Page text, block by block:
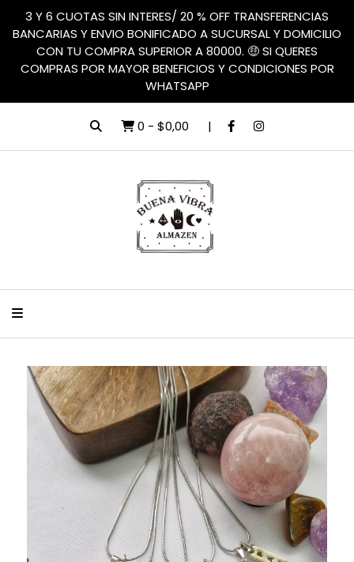
3 Y 6 CUOTAS SIN INTERES/ 20 % OFF TRANSFERENCIAS
BANCARIAS Y ENVIO BONIFICADO A SUCURSAL Y DOMICILIO
CON TU COMPRA SUPERIOR A 80000. 🤑 SI QUERES
COMPRAS POR MAYOR BENEFICIOS Y CONDICIONES POR
WHATSAPP
0 - $0,00